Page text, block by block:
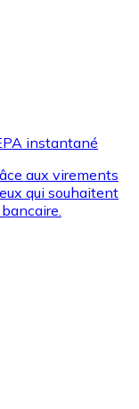
instantané
aux virements
qui souhaitent